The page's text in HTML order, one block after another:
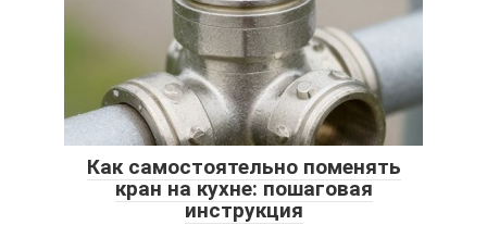
Как самостоятельно поменять
кран на кухне: пошаговая
инструкция